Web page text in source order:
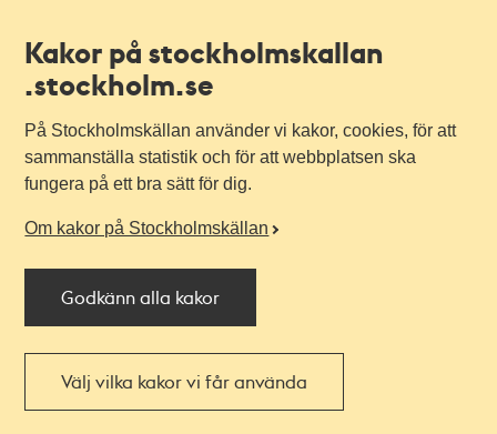
Kakor på stockholmskallan
.stockholm.se
På Stockholmskällan använder vi kakor, cookies, för att
sammanställa statistik och för att webbplatsen ska
fungera på ett bra sätt för dig.
Om kakor på Stockholmskällan
Godkänn alla kakor
Välj vilka kakor vi får använda